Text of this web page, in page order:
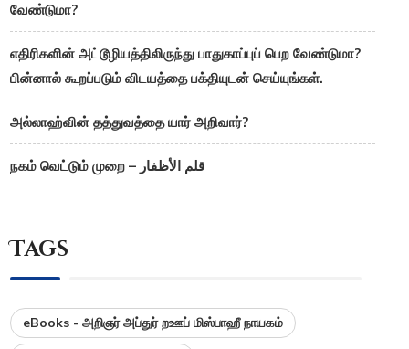
வேண்டுமா?
எதிரிகளின் அட்டூழியத்திலிருந்து பாதுகாப்புப் பெற வேண்டுமா?
பின்னால் கூறப்படும் விடயத்தை பக்தியுடன் செய்யுங்கள்.
அல்லாஹ்வின் தத்துவத்தை யார் அறிவார்?
நகம் வெட்டும் முறை – قلم الأظفار
Tags
eBooks - அறிஞர் அப்துர் றஊப் மிஸ்பாஹீ நாயகம்